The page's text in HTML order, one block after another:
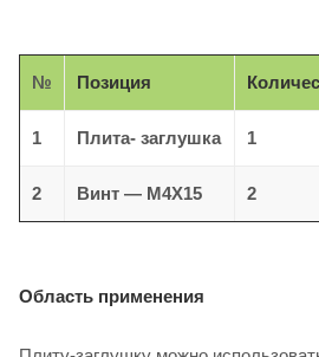
№ Позиция
1 Плита- заглушка
1
2
Винт — M4X15 2
Область применения